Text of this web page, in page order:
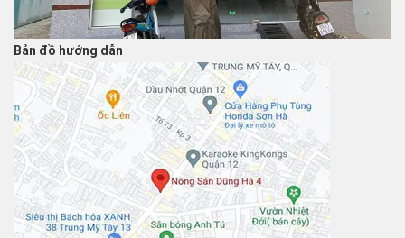
Bản đồ hướng dẫn